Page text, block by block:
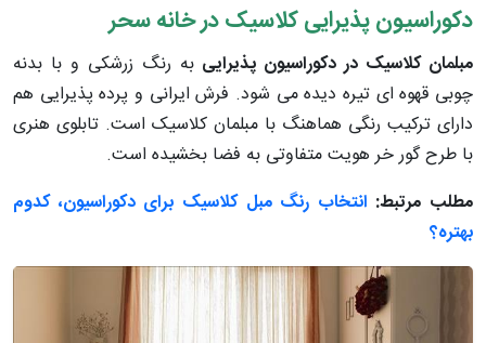
دکوراسیون پذیرایی کلاسیک در خانه سحر
مبلمان کلاسیک در دکوراسیون پذیرایی به رنگ زرشکی و با بدنه
چوبی قهوه ای تیره دیده می شود. فرش ایرانی و پرده پذیرایی هم
دارای ترکیب رنگی هماهنگ با مبلمان کلاسیک است. تابلوی هنری
با طرح گور خر هویت متفاوتی به فضا بخشیده است.
مطلب مرتبط: انتخاب رنگ مبل کلاسیک برای دکوراسیون، کدوم
بهتره؟